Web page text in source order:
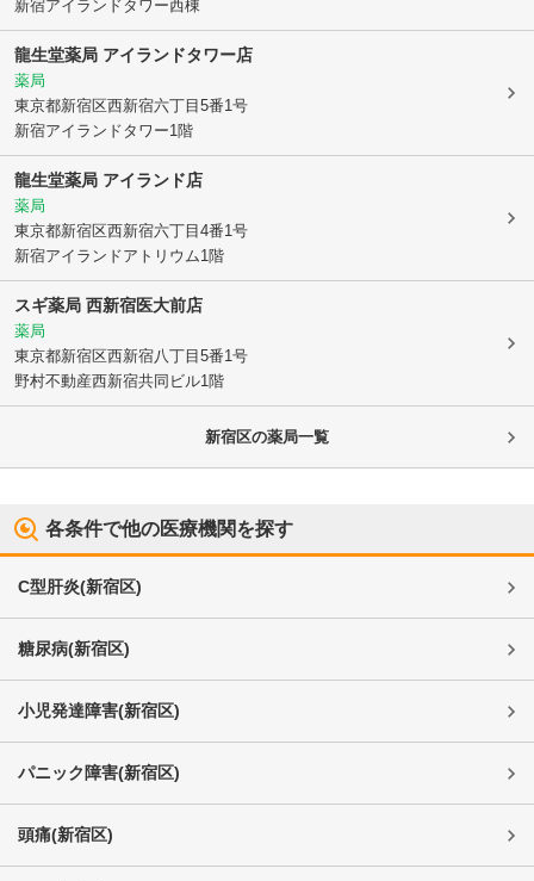
新宿アイランドタワー西棟
龍生堂薬局 アイランドタワー店
薬局
東京都新宿区西新宿六丁目5番1号
新宿アイランドタワー1階
龍生堂薬局 アイランド店
薬局
東京都新宿区西新宿六丁目4番1号
新宿アイランドアトリウム1階
スギ薬局 西新宿医大前店
薬局
東京都新宿区西新宿八丁目5番1号
野村不動産西新宿共同ビル1階
新宿区の薬局一覧
各条件で他の医療機関を探す
C型肝炎(新宿区)
糖尿病(新宿区)
小児発達障害(新宿区)
パニック障害(新宿区)
頭痛(新宿区)